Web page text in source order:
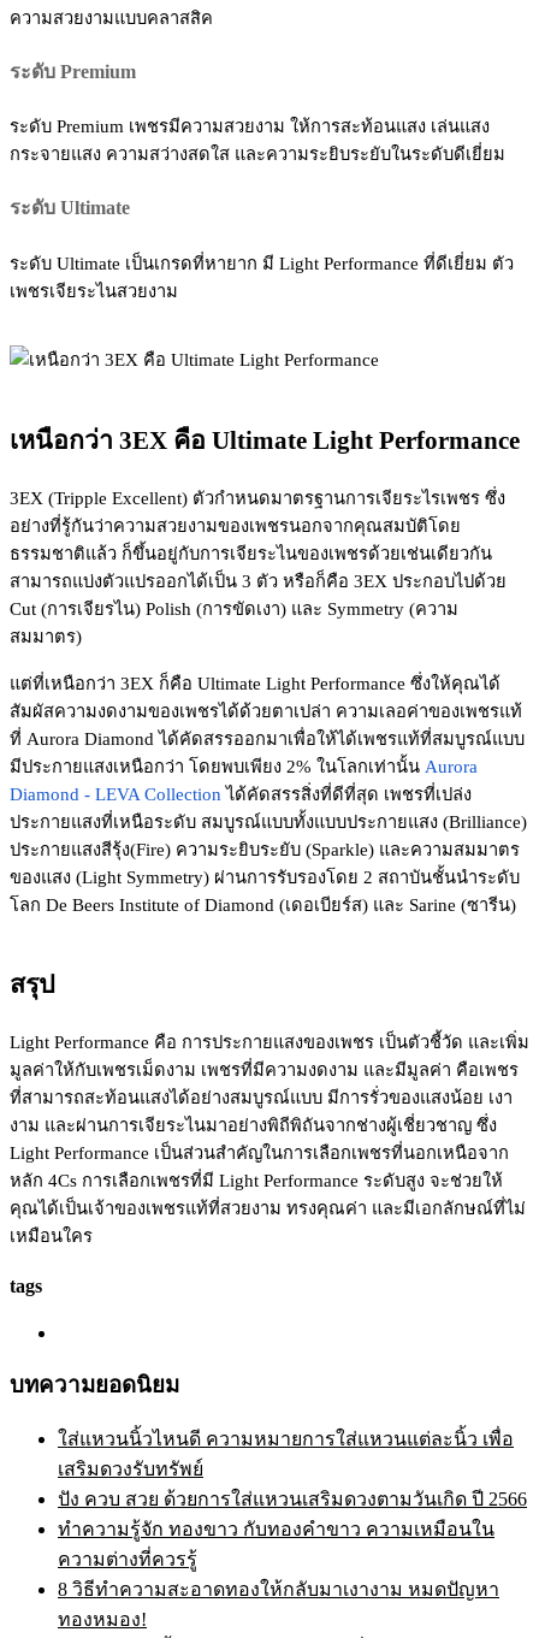
ความสวยงามแบบคลาสสิค
ระดับ Premium
ระดับ Premium เพชรมีความสวยงาม ให้การสะท้อนแสง เล่นแสง
กระจายแสง ความสว่างสดใส และความระยิบระยับในระดับดีเยี่ยม
ระดับ Ultimate
ระดับ Ultimate เป็นเกรดที่หายาก มี Light Performance ที่ดีเยี่ยม ตัว
เพชรเจียระไนสวยงาม
เหนือกว่า 3EX คือ Ultimate Light Performance
3EX (Tripple Excellent) ตัวกำหนดมาตรฐานการเจียระไรเพชร ซึ่ง
อย่างที่รู้กันว่าความสวยงามของเพชรนอกจากคุณสมบัติโดย
ธรรมชาติแล้ว ก็ขึ้นอยู่กับการเจียระไนของเพชรด้วยเช่นเดียวกัน
สามารถแบ่งตัวแปรออกได้เป็น 3 ตัว หรือก็คือ 3EX ประกอบไปด้วย
Cut (การเจียรไน) Polish (การขัดเงา) และ Symmetry (ความ
สมมาตร)
แต่ที่เหนือกว่า 3EX ก็คือ Ultimate Light Performance ซึ่งให้คุณได้
สัมผัสความงดงามของเพชรได้ด้วยตาเปล่า ความเลอค่าของเพชรแท้
ที่ Aurora Diamond ได้คัดสรรออกมาเพื่อให้ได้เพชรแท้ที่สมบูรณ์แบบ
มีประกายแสงเหนือกว่า โดยพบเพียง 2% ในโลกเท่านั้น Aurora
Diamond - LEVA Collection ได้คัดสรรสิ่งที่ดีที่สุด เพชรที่เปล่ง
ประกายแสงที่เหนือระดับ สมบูรณ์แบบทั้งแบบประกายแสง (Brilliance)
ประกายแสงสีรุ้ง(Fire) ความระยิบระยับ (Sparkle) และความสมมาตร
ของแสง (Light Symmetry) ผ่านการรับรองโดย 2 สถาบันชั้นนำระดับ
โลก De Beers Institute of Diamond (เดอเบียร์ส) และ Sarine (ซารีน)
สรุป
Light Performance คือ การประกายแสงของเพชร เป็นตัวชี้วัด และเพิ่ม
มูลค่าให้กับเพชรเม็ดงาม เพชรที่มีความงดงาม และมีมูลค่า คือเพชร
ที่สามารถสะท้อนแสงได้อย่างสมบูรณ์แบบ มีการรั่วของแสงน้อย เงา
งาม และผ่านการเจียระไนมาอย่างพิถีพิถันจากช่างผู้เชี่ยวชาญ ซึ่ง
Light Performance เป็นส่วนสำคัญในการเลือกเพชรที่นอกเหนือจาก
หลัก 4Cs การเลือกเพชรที่มี Light Performance ระดับสูง จะช่วยให้
คุณได้เป็นเจ้าของเพชรแท้ที่สวยงาม ทรงคุณค่า และมีเอกลักษณ์ที่ไม่
เหมือนใคร
tags
บทความยอดนิยม
ใส่แหวนนิ้วไหนดี ความหมายการใส่แหวนแต่ละนิ้ว เพื่อ
เสริมดวงรับทรัพย์
ปัง ควบ สวย ด้วยการใส่แหวนเสริมดวงตามวันเกิด ปี 2566
ทำความรู้จัก ทองขาว กับทองคำขาว ความเหมือนใน
ความต่างที่ควรรู้
8 วิธีทำความสะอาดทองให้กลับมาเงางาม หมดปัญหา
ทองหมอง!